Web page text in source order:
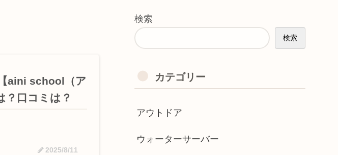
aini school（ア
？口コミは？
2025/8/11
検索
検索
カテゴリー
アウトドア
ウォーターサーバー